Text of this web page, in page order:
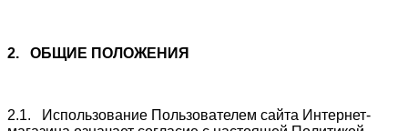
2. ОБЩИЕ ПОЛОЖЕНИЯ
2.1. Использование Пользователем сайта Интернет-